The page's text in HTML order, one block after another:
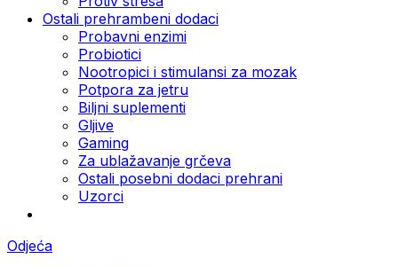
Ostali prehrambeni dodaci
Probavni enzimi
Probiotici
Nootropici i stimulansi za mozak
Potpora za jetru
Biljni suplementi
Gljive
Gaming
Za ublažavanje grčeva
Ostali posebni dodaci prehrani
Uzorci
Odjeća